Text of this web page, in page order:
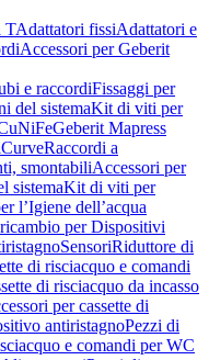
TAdattatori fissiAdattatori e
Accessori per Geberit
e raccordiFissaggi per
del sistemaKit di viti per
Geberit Mapress
CurveRaccordi a
smontabiliAccessori per
sistemaKit di viti per
l’Igiene dell’acqua
per Dispositivi
SensoriRiduttore di
di risciacquo e comandi
di risciacquo da incasso
per cassette di
antiristagnoPezzi di
e comandi per WC